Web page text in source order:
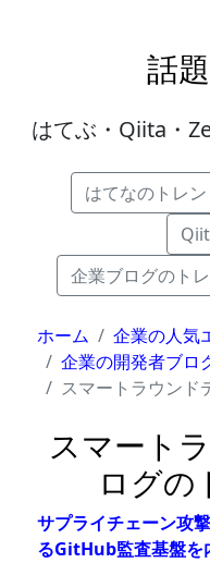
話
はてぶ・Qiita・
はてなのトレン
企業ブログのト
ホーム
企業の人気
企業の開発者ブロ
スマートラウンド
スマート
ログの
サプライチェーン攻
るGitHub監査基盤を